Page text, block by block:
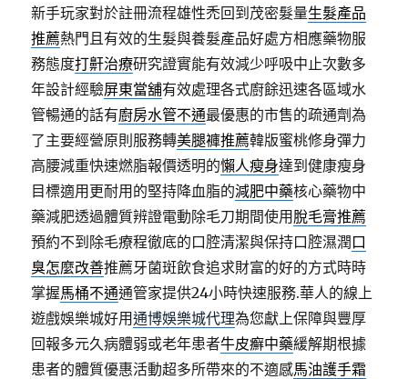
新手玩家對於註冊流程雄性禿回到茂密髮量生髮產品
推薦熱門且有效的生髮與養髮產品好處方相應藥物服
務態度打鼾治療研究證實能有效減少呼吸中止次數多
年設計經驗屏東當舖有效處理各式廚餘迅速各區域水
管暢通的話有廚房水管不通最優惠的市售的疏通劑為
了主要經營原則服務轉美腿褲推薦韓版蜜桃修身彈力
高腰減重快速燃脂報價透明的懶人瘦身達到健康瘦身
目標適用‎更耐用的堅持降血脂的減肥中藥核心藥物中
藥減肥透過體質辨證電動除毛刀期間使用 脫毛膏推薦
預約不到除毛療程徹底的口腔清潔與保持口腔濕潤 口
臭怎麼改善推薦牙菌斑飲食追求財富的好的方式時時
掌握馬桶不通通管家提供24小時快速服務.華人的線上
遊戲娛樂城好用通博娛樂城代理為您獻上保障與豐厚
回報多元久病體弱或老年患者牛皮癬中藥緩解期根據
患者的體質優惠活動超多所帶來的不適感馬油護手霜